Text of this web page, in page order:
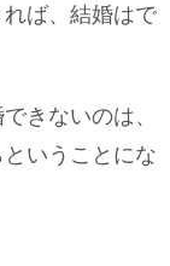
ば、結婚はで
きないのは、
いうことにな